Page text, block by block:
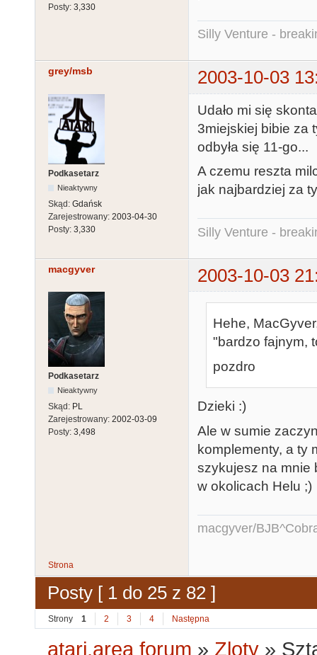
Posty: 3,330
Silly Venture -
grey/msb 2003-10-03
Podkasetarz
Nieaktywny
Skąd: Gdańsk
Zarejestrowany: 2003-04-30
Posty: 3,330
Udało mi się
3miejskiej bibie za
odbyła się 11-go...
A czemu reszta
jak najbardziej za
Silly Venture -
macgyver 2003-10-03
Podkasetarz
Nieaktywny
Skąd: PL
Zarejestrowany: 2002-03-09
Posty: 3,498
Hehe,
"bardzo fajnym,
pozdro
Dzieki :)
Ale w sumie
komplementy, a ty
szykujesz na mnie
w okolicach Helu ;)
macgyver/
Strona
Posty [ 1 do 25 z 82 ]
Strony 1 2 3 4 Następna
atari.area forum » Zloty »